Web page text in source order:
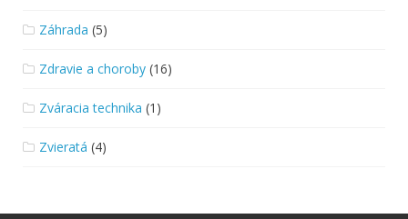
Záhrada (5)
Zdravie a choroby (16)
Zváracia technika (1)
Zvieratá (4)